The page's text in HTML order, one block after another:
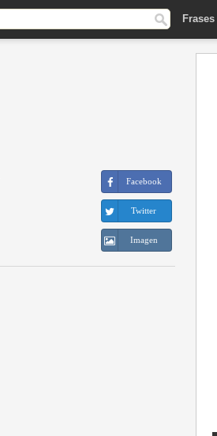
Frases
Facebook
Twitter
Imagen